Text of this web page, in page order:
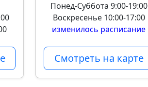
Понед-Суббота 9:00-19:00
Воскресенье 10:00-17:00
изменилось расписание
Смотреть на карте